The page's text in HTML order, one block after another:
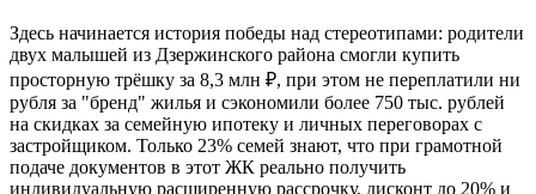
Здесь начинается история победы над стереотипами: родители
двух малышей из Дзержинского района смогли купить
просторную трёшку за 8,3 млн ₽, при этом не переплатили ни
рубля за "бренд" жилья и сэкономили более 750 тыс. рублей
на скидках за семейную ипотеку и личных переговорах с
застройщиком. Только 23% семей знают, что при грамотной
подаче документов в этот ЖК реально получить
индивидуальную расширенную рассрочку, дисконт до 20% и